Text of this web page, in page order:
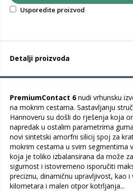
Usporedite proizvod
Detalji proizvoda
PremiumContact 6nudi vrhunsku
na mokrim cestama. Sastavljanju
Hannoveru su došli do rješenja koja
napredak u ostalim parametrima
novi sintetski amorfni silicij spoj za
mokrim cestama u svim segmentima
koja je toliko izbalansirana da može
sigurnost i istovremeno isporučiti
preciznu, dinamičnu upravljivost, kao
kilometara i malen otpor kotrljanja...